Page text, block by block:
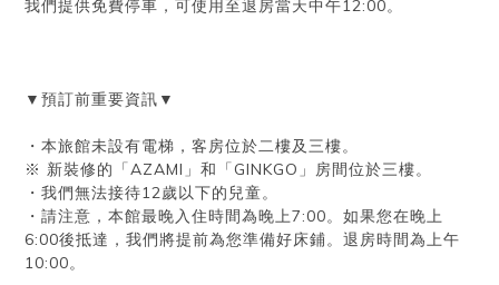
我們提供免費停車，可使用至退房當天中午12:00。
▼預訂前重要資訊▼
・本旅館未設有電梯，客房位於二樓及三樓。
※ 新裝修的「AZAMI」和「GINKGO」房間位於三樓。
・我們無法接待12歲以下的兒童。
・請注意，本館最晚入住時間為晚上7:00。如果您在晚上
6:00後抵達，我們將提前為您準備好床鋪。退房時間為上午
10:00。